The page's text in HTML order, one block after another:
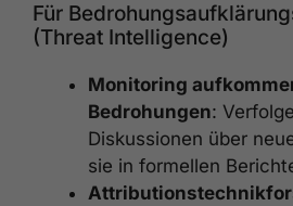
Für
(Threat Intelligence)
Monitoring
Bedrohungen:
Diskussionen über
sie in formellen